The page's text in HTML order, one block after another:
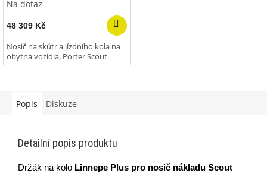
Na dotaz
48 309 Kč
Nosič na skútr a jízdního kola na
obytná vozidla, Porter Scout
Popis Diskuze
Detailní popis produktu
Držák na kolo Linnepe Plus pro nosič nákladu Scout